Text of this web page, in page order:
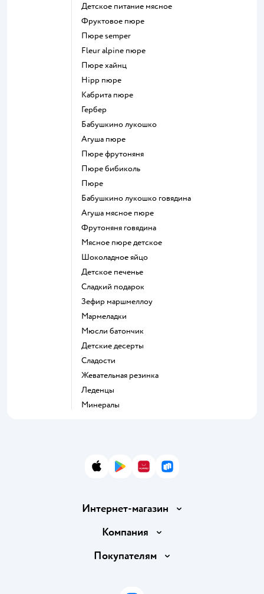
детское питание мясное
фруктовое пюре
пюре semper
fleur alpine пюре
пюре хайнц
hipp пюре
кабрита пюре
гербер
бабушкино лукошко
агуша пюре
пюре фрутоняня
пюре бибиколь
пюре
бабушкино лукошко говядина
агуша мясное пюре
фрутоняня говядина
мясное пюре детское
шоколадное яйцо
детское печенье
сладкий подарок
зефир маршмеллоу
мармеладки
мюсли батончик
детские десерты
сладости
жевательная резинка
леденцы
Минералы
App StoreGoogle Play
AppGallery
RuStore
Интернет-магазин
Доставка и оплата
Правила продажи
Компания
Вакансии
Покупателям